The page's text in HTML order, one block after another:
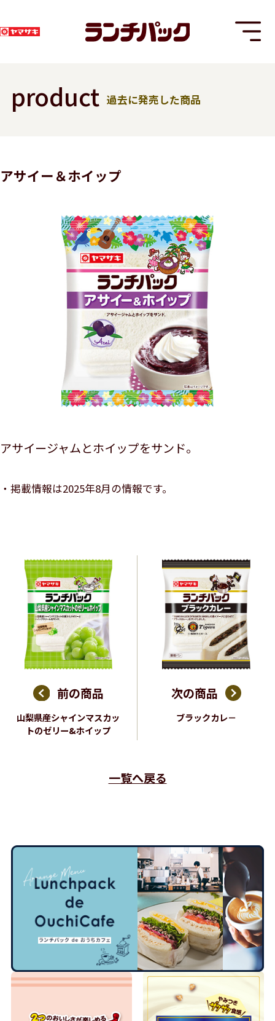
product 過去に発売した商品
アサイー＆ホイップ
アサイージャムとホイップをサンド。
掲載情報は2025年8月の情報です。
前の商品
山梨県産シャインマスカッ
トのゼリー&ホイップ
一覧へ戻る
次の商品
ブラックカレ－